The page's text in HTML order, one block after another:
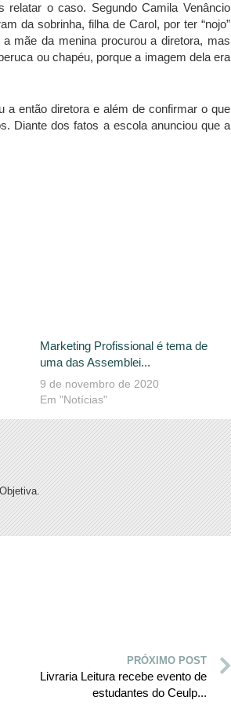
o caso. Segundo Camila Venâncio
da sobrinha, filha de Carol, por ter “nojo”
mãe da menina procurou a diretora, mas
ou chapéu, porque a imagem dela era
a então diretora e além de confirmar o que
Diante dos fatos a escola anunciou que a
Marketing Profissional é tema de
uma das Assemblei...
9 de novembro de 2020
Em "Notícias"
PRÓXIMO POST
Livraria Leitura recebe evento de
estudantes do Ceulp...